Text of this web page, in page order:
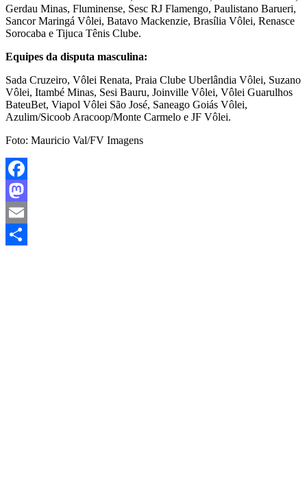
Gerdau Minas, Fluminense, Sesc RJ Flamengo, Paulistano Barueri,
Sancor Maringá Vôlei, Batavo Mackenzie, Brasília Vôlei, Renasce
Sorocaba e Tijuca Tênis Clube.
Equipes da disputa masculina:
Sada Cruzeiro, Vôlei Renata, Praia Clube Uberlândia Vôlei, Suzano
Vôlei, Itambé Minas, Sesi Bauru, Joinville Vôlei, Vôlei Guarulhos
BateuBet, Viapol Vôlei São José, Saneago Goiás Vôlei,
Azulim/Sicoob Aracoop/Monte Carmelo e JF Vôlei.
Foto: Mauricio Val/FV Imagens
Facebook
Mastodon
Email